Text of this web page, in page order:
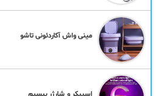
مینی واش آکاردئونی تاشو